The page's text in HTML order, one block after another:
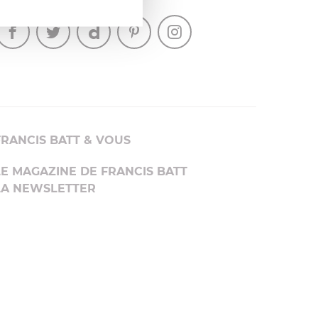
BATT & VOUS
MAGAZINE DE FRANCIS BATT
NEWSLETTER